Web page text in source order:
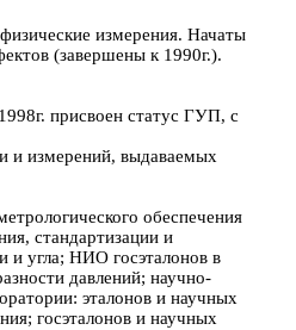
измерения. Начаты
(завершены к 1990г.).
присвоен статус ГУП, с
и измерений, выдаваемых
обеспечения
стандартизации и
и угла; НИО госэталонов в
давлений; научно-
эталонов и научных
госэталонов и научных